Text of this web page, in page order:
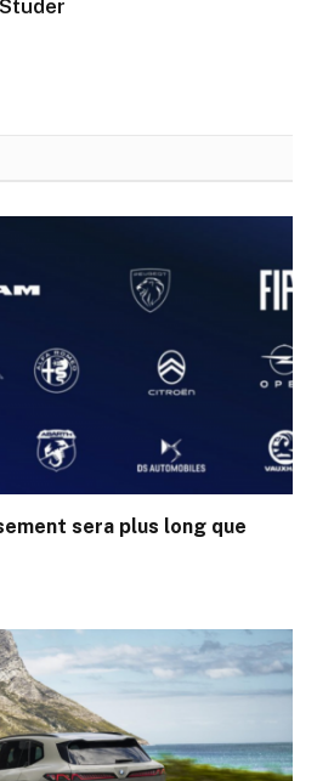
sera plus long que